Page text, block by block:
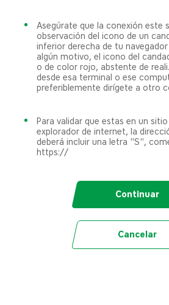
Asegúrate que la conexión este
observación del icono de un
inferior derecha de tu
algún motivo, el icono del
o de color rojo, abstente de
desde esa terminal o ese
preferiblemente dirígete a otro
Para validar que estas en un
explorador de internet, la
deberá incluir una letra "S",
https://
Continuar
Cancelar